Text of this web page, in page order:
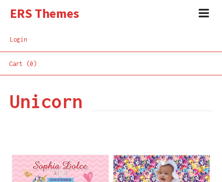
ERS Themes
Login
Cart (0)
Unicorn